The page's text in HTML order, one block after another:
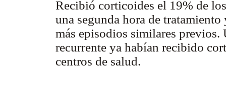
Recibió corticoides el 19% de
una segunda hora de
más episodios similares previos.
recurrente ya habían recibido
centros de salud.